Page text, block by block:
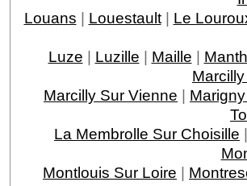
Louans | Louestault| Le
Luze | Luzille | Maille |
Marcilly Sur Vienne |
La Membrolle Sur Choisille |
Montlouis Sur Loire |